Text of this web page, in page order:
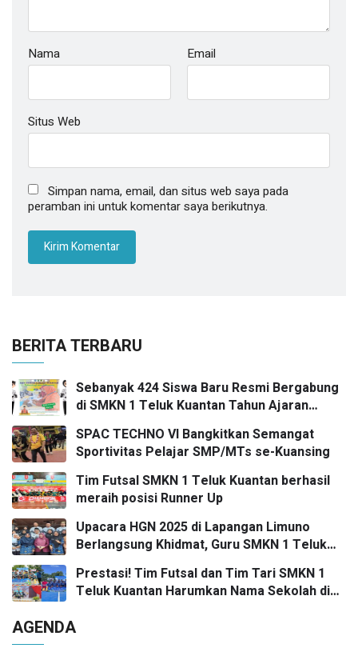
Nama Email
Situs Web
Simpan nama, email, dan situs web saya pada
peramban ini untuk komentar saya berikutnya.
BERITA TERBARU
Sebanyak 424 Siswa Baru Resmi Bergabung
di SMKN 1 Teluk Kuantan Tahun Ajaran
SPAC TECHNO VI Bangkitkan Semangat
Sportivitas Pelajar SMP/MTs se-Kuansing
Tim Futsal SMKN 1 Teluk Kuantan berhasil
meraih posisi Runner Up
Upacara HGN 2025 di Lapangan Limuno
Berlangsung Khidmat, Guru SMKN 1 Teluk
Prestasi! Tim Futsal dan Tim Tari SMKN 1
Teluk Kuantan Harumkan Nama Sekolah di
AGENDA